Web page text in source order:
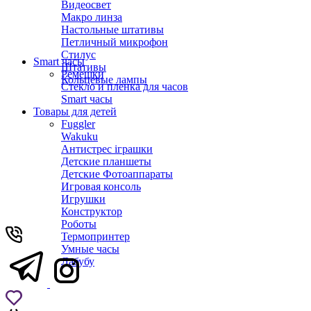
Видеосвет
Макро линза
Настольные штативы
Петличный микрофон
Стилус
Штативы
Кольцевые лампы
Smart часы
Ремешки
Стекло и пленка для часов
Smart часы
Товары для детей
Fuggler
Wakuku
Антистрес іграшки
Детские планшеты
Детские Фотоаппараты
Игровая консоль
Игрушки
Конструктор
Роботы
Термопринтер
Умные часы
Лабубу